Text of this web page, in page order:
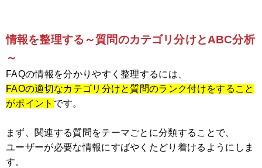
情報を整理する～質問のカテゴリ分けとABC分析
～
FAQの情報を分かりやすく整理するには、
FAOの適切なカテゴリ分けと質問のランク付けをすること
がポイント です。
まず、関連する質問をテーマごとに分類することで、
ユーザーが必要な情報にすばやくたどり着けるようにしま
す。